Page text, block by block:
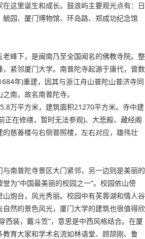
这里诞生和成长。鼓浪屿主要观光点有：日
园、厦门博物馆、环岛路、郑成功纪念馆
峰下，是闽南乃至全国闻名的佛教寺院。整
紧邻厦门大学。南普陀寺起源于唐代，曾数
年)重建，因其与浙江舟山普陀山普济寺同
南，故名南普陀寺。
万平方米，建筑面积21270平方米。寺中建
正在修缮，暂时无法参观)、大悲殿、藏经阁
慈善楼与右侧普照楼，左右对应，雄伟壮
南普陀寺景区大门紧邻，另一边则是美丽的
为“中国最美丽的校园之一”。校园依山傍
炮台，风光秀丽。校园中有芙蓉湖和情人谷
然的景色风光，厦门大学的建筑也很值得欣
西装，戴斗笠”，意思是中西风格结合。在厦
育大家和学术名流如林语堂、顾颉刚、鲁